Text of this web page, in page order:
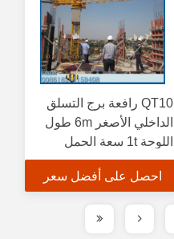
QT10 رافعة برج التسلق
الداخلي الأصغر 6m طول
اللوحة 1t سعة الحمل
احصل على أفضل سعر